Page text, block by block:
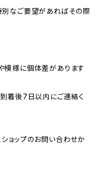
別なご要望があればその際
模様に個体差があります
着後7日以内にご連絡く
ョップのお問い合わせか